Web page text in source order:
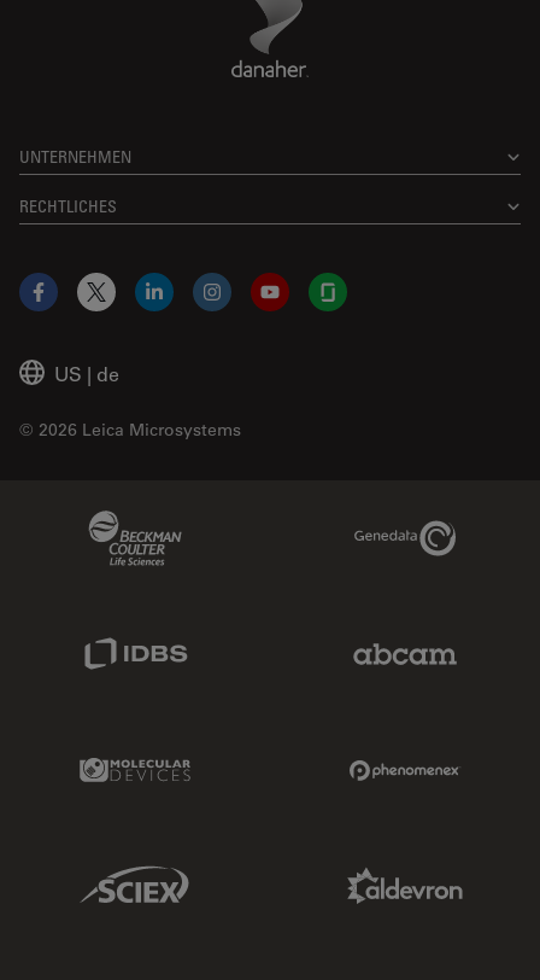
UNTERNEHMEN
RECHTLICHES
US | de
© 2026 Leica Microsystems
Facebook
X LinkedInInstagramYouTubeGlassdoor
Genedata Link
Molecular Devices Link
Sciex Link